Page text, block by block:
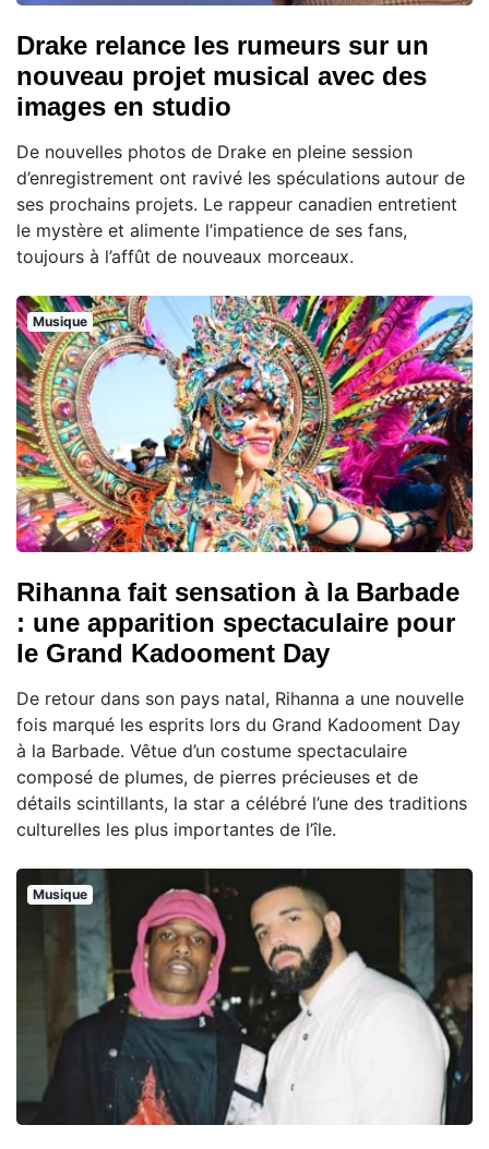
Drake relance les rumeurs sur un
nouveau projet musical avec des
images en studio
De nouvelles photos de Drake en pleine session
d’enregistrement ont ravivé les spéculations autour de
ses prochains projets. Le rappeur canadien entretient
le mystère et alimente l’impatience de ses fans,
toujours à l’affût de nouveaux morceaux.
Musique
Rihanna fait sensation à la Barbade
: une apparition spectaculaire pour
le Grand Kadooment Day
De retour dans son pays natal, Rihanna a une nouvelle
fois marqué les esprits lors du Grand Kadooment Day
à la Barbade. Vêtue d’un costume spectaculaire
composé de plumes, de pierres précieuses et de
détails scintillants, la star a célébré l’une des traditions
culturelles les plus importantes de l’île.
Musique